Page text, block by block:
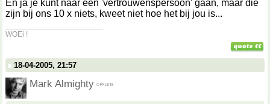
En ja je kunt naar een 'vertrouwenspersoon' gaan, maar die
zijn bij ons 10 x niets, kweet niet hoe het bij jou is...
WOEi !
18-04-2005, 21:57
Mark Almighty